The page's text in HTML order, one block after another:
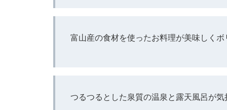
富山産の食材を使ったお料理が美味しくボ
つるつるとした泉質の温泉と露天風呂が気